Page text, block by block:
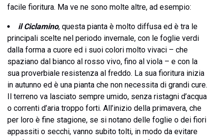
facile fioritura. Ma ve ne sono molte altre, ad esempio:
il Ciclamino, questa pianta è molto diffusa ed è tra le
principali scelte nel periodo invernale, con le foglie verdi
dalla forma a cuore ed i suoi colori molto vivaci – che
spaziano dal bianco al rosso vivo, fino al viola – e con la
sua proverbiale resistenza al freddo. La sua fioritura inizia
in autunno ed è una pianta che non necessita di grandi cure.
Il terreno va lasciato sempre umido, senza ristagni d’acqua
o correnti d’aria troppo forti. All’inizio della primavera, che
per loro è fine stagione, se si notano delle foglie o dei fiori
appassiti o secchi, vanno subito tolti, in modo da evitare